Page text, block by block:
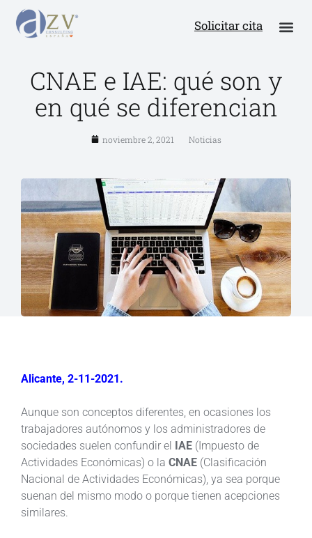
Solicitar cita
CNAE e IAE: qué son y
en qué se diferencian
noviembre 2, 2021 Noticias
Alicante, 2-11-2021.
Aunque son conceptos diferentes, en ocasiones los
trabajadores autónomos y los administradores de
sociedades suelen confundir el IAE (Impuesto de
Actividades Económicas) o la CNAE (Clasificación
Nacional de Actividades Económicas), ya sea porque
suenan del mismo modo o porque tienen acepciones
similares.